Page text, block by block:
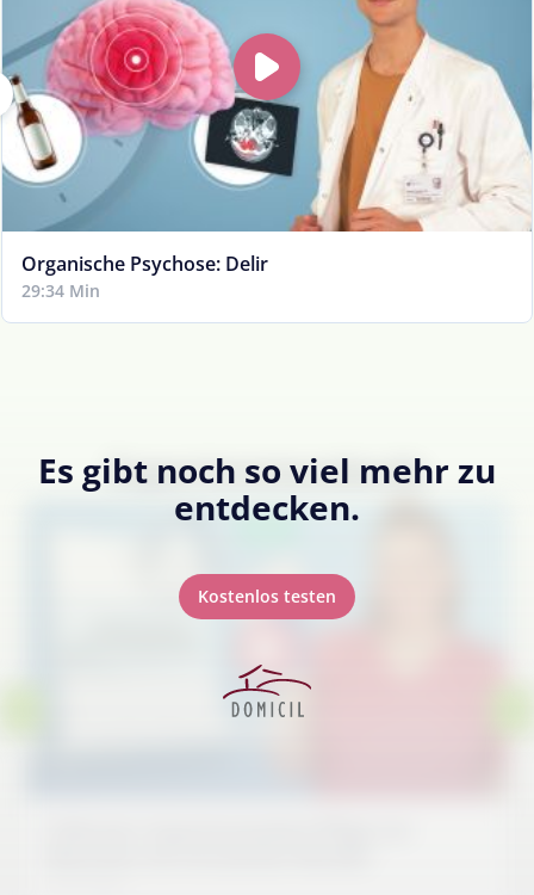
Organische Psychose: Delir
29:34 Min
Es gibt noch so viel mehr zu
entdecken.
Kostenlos testen
Expertenstandards